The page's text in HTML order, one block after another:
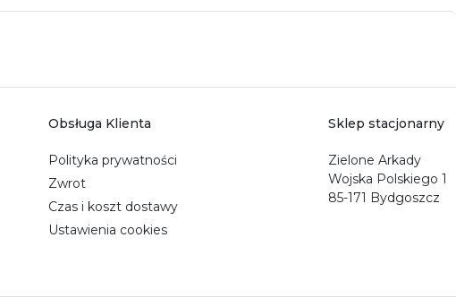
Obsługa Klienta
Polityka prywatności
Zwrot
Czas i koszt dostawy
Ustawienia cookies
Sklep stacjonarny
Zielone Arkady
Wojska Polskiego 1
85-171 Bydgoszcz